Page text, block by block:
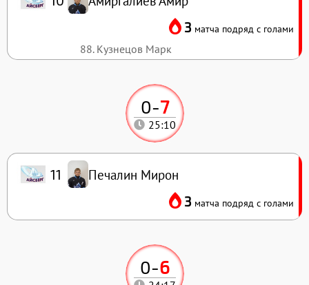
0-6
0-7
25:10
11 Печалин Мирон
3 матча подряд с голами
3 матча подряд с голами
88. Кузнецов Марк